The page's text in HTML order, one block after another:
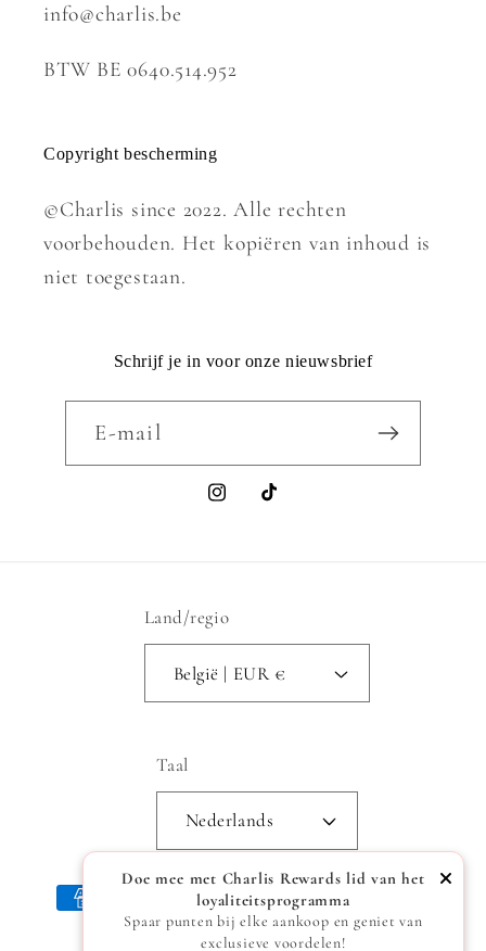
info@charlis.be
BTW BE 0640.514.952
Copyright bescherming
©Charlis since 2022. Alle rechten
voorbehouden. Het kopiëren van inhoud is
niet toegestaan.
Schrijf je in voor onze nieuwsbrief
E‑mail
InstagramTikTok
Land/regio
België | EUR €
Taal
Nederlands
Betaalmethoden
Doe mee met Charlis Rewards lid van het
loyaliteitsprogramma
Spaar punten bij elke aankoop en geniet van
exclusieve voordelen!